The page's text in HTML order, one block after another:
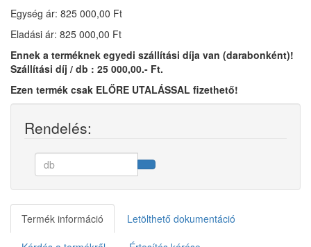
Egység ár: 825 000,00 Ft
Eladási ár: 825 000,00 Ft
Ennek a terméknek egyedi szállítási díja van (darabonként)!
Szállítási díj / db : 25 000,00.- Ft.
Ezen termék csak ELŐRE UTALÁSSAL fizethető!
Rendelés:
Termék információ Letölthető dokumentáció